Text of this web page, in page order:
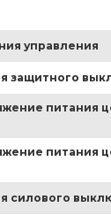
управления
защитного
питания
питания
силового